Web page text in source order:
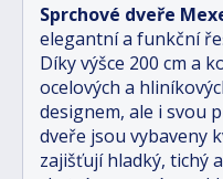
Sprchové dveře
elegantní a funkční
Díky výšce 200 cm a
ocelových a
designem, ale i svou
dveře jsou vybaveny
zajišťují hladký, tichý